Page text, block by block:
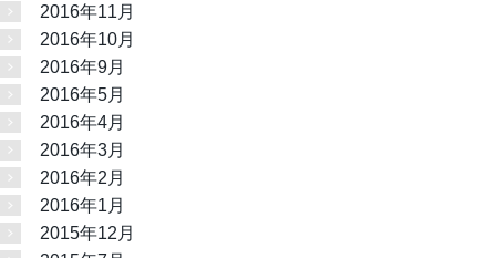
2016年11月
2016年10月
2016年9月
2016年5月
2016年4月
2016年3月
2016年2月
2016年1月
2015年12月